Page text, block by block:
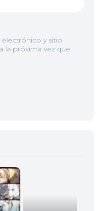
y sitio
la próxima vez que